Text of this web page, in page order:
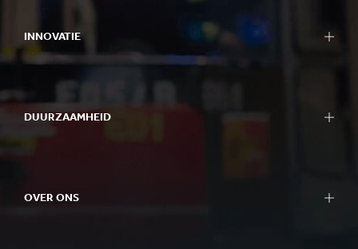
Displays
Verpakkingsmachines
Papier & karton
INNOVATIE
Onze benadering van innovatie
R&D gebieden
Succesverhalen
DUURZAAMHEID
OVER ONS